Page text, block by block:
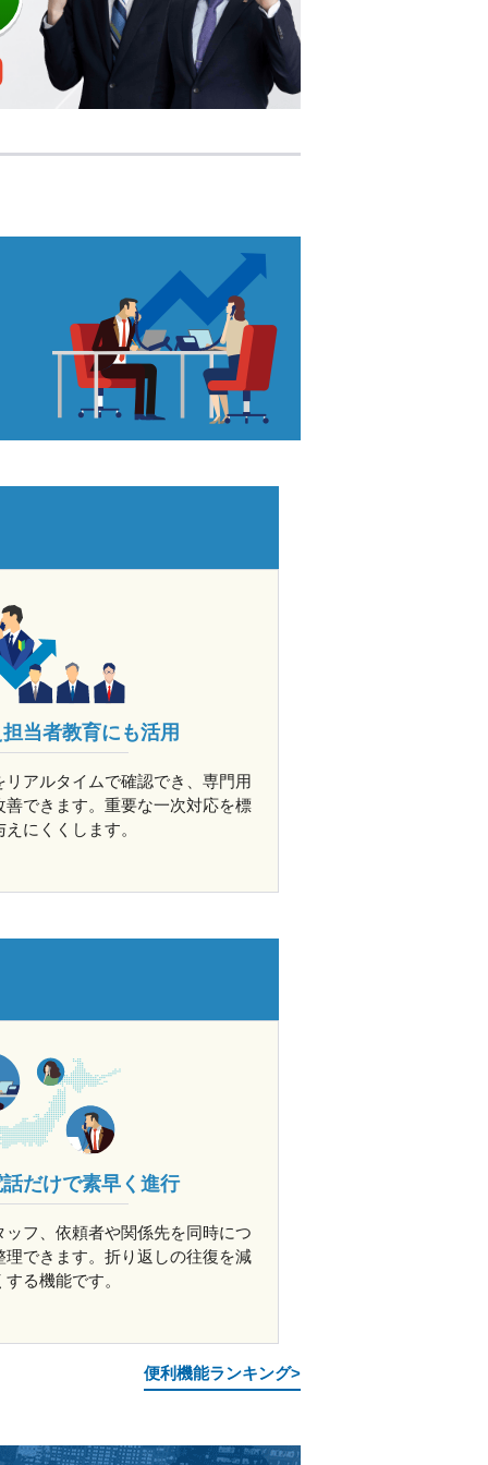
当者教育にも活用
アルタイムで確認でき、専門用
できます。重要な一次対応を標
にくくします。
だけで素早く進行
フ、依頼者や関係先を同時につ
できます。折り返しの往復を減
る機能です。
便利機能ランキング